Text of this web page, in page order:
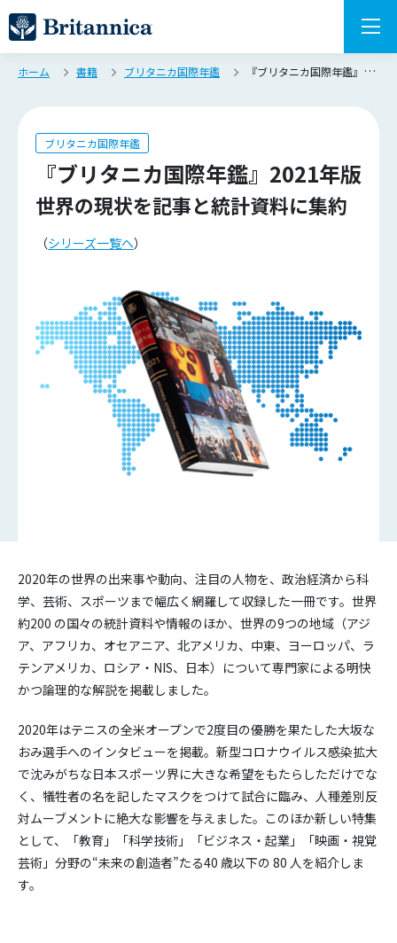
ホーム 書籍 ブリタニカ国際年鑑 『ブリタニカ国際年鑑』2021年版 世界の現状を記事と統計資料に集約
ブリタニカ国際年鑑
『ブリタニカ国際年鑑』2021年版
世界の現状を記事と統計資料に集約
（シリーズ一覧へ）
2020年の世界の出来事や動向、注目の人物を、政治経済から科
学、芸術、スポーツまで幅広く網羅して収録した一冊です。世界
約200 の国々の統計資料や情報のほか、世界の9つの地域（アジ
ア、アフリカ、オセアニア、北アメリカ、中東、ヨーロッパ、ラ
テンアメリカ、ロシア・NIS、日本）について専門家による明快
かつ論理的な解説を掲載しました。
2020年はテニスの全米オープンで2度目の優勝を果たした大坂な
おみ選手へのインタビューを掲載。新型コロナウイルス感染拡大
で沈みがちな日本スポーツ界に大きな希望をもたらしただけでな
く、犠牲者の名を記したマスクをつけて試合に臨み、人種差別反
対ムーブメントに絶大な影響を与えました。このほか新しい特集
として、「教育」「科学技術」「ビジネス・起業」「映画・視覚
芸術」分野の“未来の創造者”たる40 歳以下の 80 人を紹介しま
す。